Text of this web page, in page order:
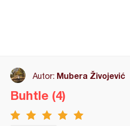
Autor: Mubera Živojević
Buhtle (4)